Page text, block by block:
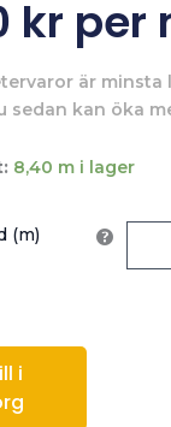
kr per
är minsta
sedan kan öka
8,40 m i lager
(m)
i